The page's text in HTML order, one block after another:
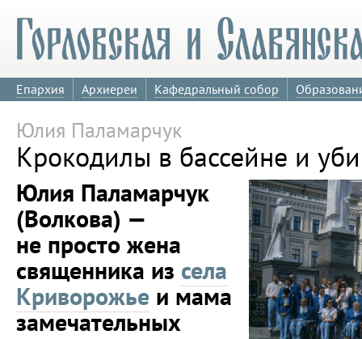
Епархия Архиереи Кафедральный собор
Юлия Паламарчук
Крокодилы в бассейне и
Юлия Паламарчук
(Волкова) —
не просто жена
священника из села
Криворожье и мама
замечательных